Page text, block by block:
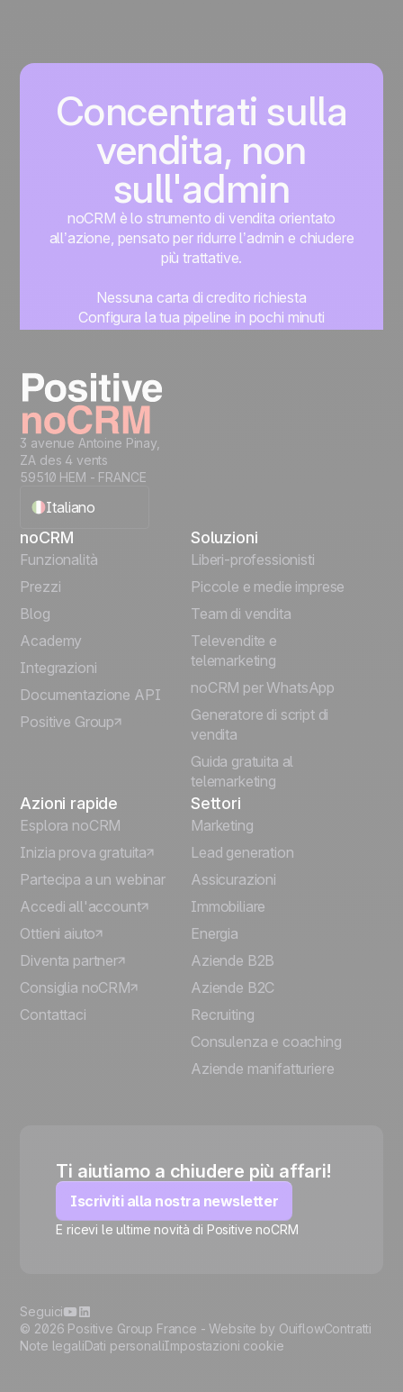
🍪
Manage cookies
Concentrati sulla
vendita, non
sull'admin
noCRM è lo strumento di vendita orientato
all’azione, pensato per ridurre l’admin e chiudere
più trattative.
Nessuna carta di credito richiesta
Configura la tua pipeline in pochi minuti
3 avenue Antoine Pinay,
ZA des 4 vents
59510 HEM - FRANCE
Italiano
English
Español
Português
Deutsch
noCRM
Funzionalità
Prezzi
Blog
Academy
Integrazioni
Documentazione API
Positive Group
Soluzioni
Liberi-professionisti
Piccole e medie imprese
Team di vendita
Televendite e
telemarketing
noCRM per WhatsApp
Generatore di script di
vendita
Guida gratuita al
telemarketing
Azioni rapide
Esplora noCRM
Inizia prova gratuita
Partecipa a un webinar
Accedi all'account
Ottieni aiuto
Diventa partner
Consiglia noCRM
Contattaci
Settori
Marketing
Lead generation
Assicurazioni
Immobiliare
Energia
Aziende B2B
Aziende B2C
Recruiting
Consulenza e coaching
Aziende manifatturiere
Ti aiutiamo a chiudere più affari!
Iscriviti alla nostra newsletter
E ricevi le ultime novità di Positive noCRM
© 2026 Positive Group France -Website by OuiflowContratti
Note legaliDati personaliImpostazioni cookie
Seguici